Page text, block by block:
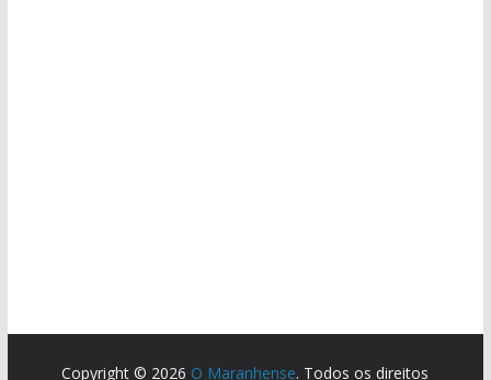
Copyright © 2026 O Maranhense. Todos os direitos